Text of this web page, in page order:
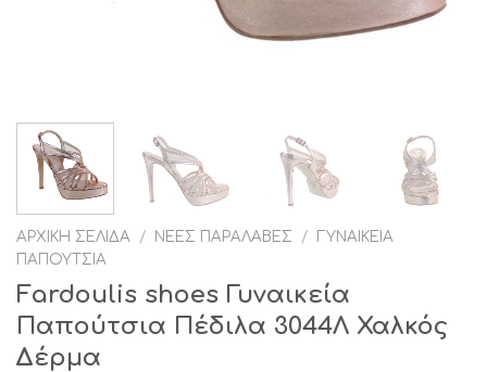
ΑΡΧΙΚΉ ΣΕΛΊΔΑ / ΝΈΕΣ ΠΑΡΑΛΑΒΈΣ /
ΓΥΝΑΙΚΕΊΑ
ΠΑΠΟΎΤΣΙΑ
Fardoulis shoes Γυναικεία
Παπούτσια Πέδιλα 3044Λ Χαλκός
Δέρμα